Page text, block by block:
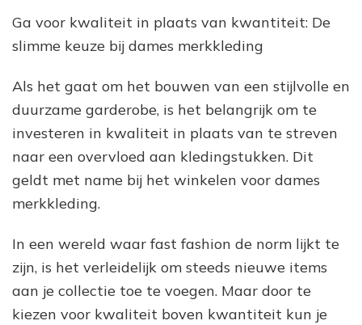
Ga voor kwaliteit in plaats van kwantiteit: De
slimme keuze bij dames merkkleding
Als het gaat om het bouwen van een stijlvolle en
duurzame garderobe, is het belangrijk om te
investeren in kwaliteit in plaats van te streven
naar een overvloed aan kledingstukken. Dit
geldt met name bij het winkelen voor dames
merkkleding.
In een wereld waar fast fashion de norm lijkt te
zijn, is het verleidelijk om steeds nieuwe items
aan je collectie toe te voegen. Maar door te
kiezen voor kwaliteit boven kwantiteit kun je